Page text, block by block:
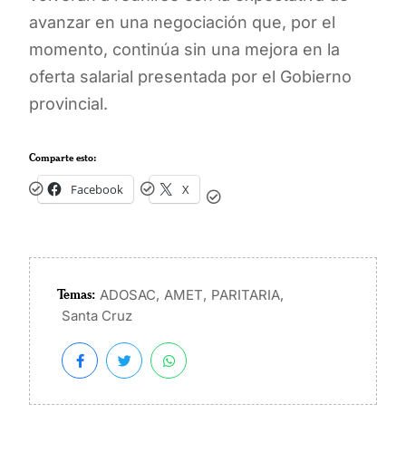
avanzar en una negociación que, por el
momento, continúa sin una mejora en la
oferta salarial presentada por el Gobierno
provincial.
Comparte esto:
Facebook X
Temas: ADOSAC, AMET, PARITARIA,
Santa Cruz